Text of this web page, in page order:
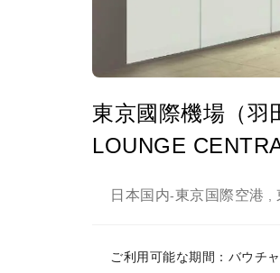
東京國際機場（羽
LOUNGE
日本国内-東京国際空港
ご利用可能な期間：バウチ